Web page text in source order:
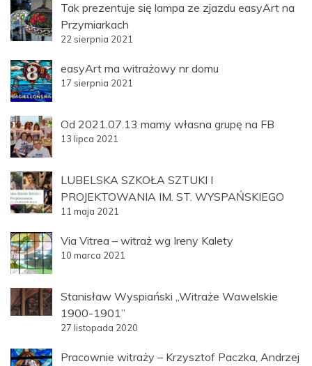
Tak prezentuje się lampa ze zjazdu easyArt na
Przymiarkach
22 sierpnia 2021
easyArt ma witrażowy nr domu
17 sierpnia 2021
Od 2021.07.13 mamy własna grupę na FB
13 lipca 2021
LUBELSKA SZKOŁA SZTUKI I
PROJEKTOWANIA IM. ST. WYSPAŃSKIEGO
11 maja 2021
Via Vitrea – witraż wg Ireny Kalety
10 marca 2021
Stanisław Wyspiański „Witraże Wawelskie
1900-1901”
27 listopada 2020
Pracownie witraży – Krzysztof Paczka, Andrzej